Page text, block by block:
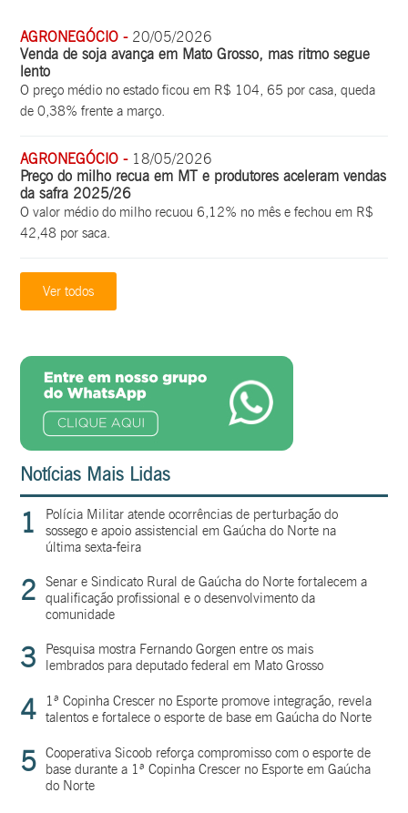
AGRONEGÓCIO -20/05/2026
Venda de soja avança em Mato Grosso, mas ritmo segue
lento
O preço médio no estado ficou em R$ 104, 65 por casa, queda
de 0,38% frente a março.
AGRONEGÓCIO -18/05/2026
Preço do milho recua em MT e produtores aceleram vendas
da safra 2025/26
O valor médio do milho recuou 6,12% no mês e fechou em R$
42,48 por saca.
Ver todos
Notícias Mais Lidas
1
Polícia Militar atende ocorrências de perturbação do
sossego e apoio assistencial em Gaúcha do Norte na
última sexta-feira
2
Senar e Sindicato Rural de Gaúcha do Norte fortalecem a
qualificação profissional e o desenvolvimento da
comunidade
3
Pesquisa mostra Fernando Gorgen entre os mais
lembrados para deputado federal em Mato Grosso
4
1ª Copinha Crescer no Esporte promove integração, revela
talentos e fortalece o esporte de base em Gaúcha do Norte
5 Cooperativa Sicoob reforça compromisso com o esporte de
base durante a 1ª Copinha Crescer no Esporte em Gaúcha
do Norte